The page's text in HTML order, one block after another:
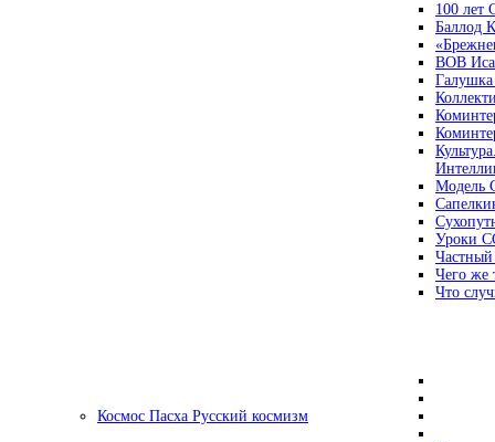
100 лет
Баллод
ВОВ
Модель
Уроки
Чего же
Что
Космос Пасха Русский космизм